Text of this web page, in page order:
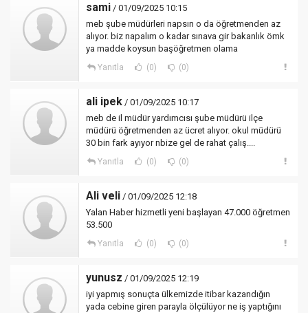
sami / 01/09/2025 10:15
meb şube müdürleri napsın o da öğretmenden az
alıyor. biz napalım o kadar sınava gir bakanlık ömk
ya madde koysun başöğretmen olama
Yanıtla (0) (0)
ali ipek / 01/09/2025 10:17
meb de il müdür yardımcısı şube müdürü ilçe
müdürü öğretmenden az ücret alıyor. okul müdürü
30 bin fark ayıyor nbize gel de rahat çalış....
Yanıtla (0) (0)
Ali veli / 01/09/2025 12:18
Yalan Haber hizmetli yeni başlayan 47.000 öğretmen
53.500
Yanıtla (0) (0)
yunusz / 01/09/2025 12:19
iyi yapmış sonuçta ülkemizde itibar kazandığın
yada cebine giren parayla ölçülüyor ne iş yaptığını